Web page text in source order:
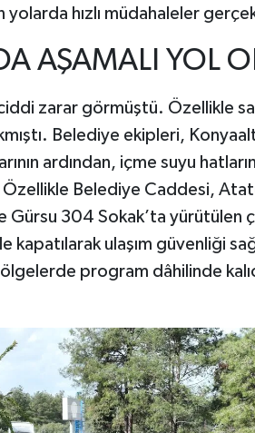
yolarda hızlı müdahaleler
AŞAMALI YOL
zarar görmüştü. Özellikle
Belediye ekipleri,
ardından, içme suyu
Belediye Caddesi,
304 Sokak’ta yürütülen
kapatılarak ulaşım güvenliği
program dâhilinde